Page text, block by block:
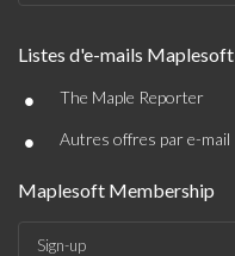
Listes d'e-mails Maplesoft
• The Maple Reporter
• Autres offres par e-mail
Maplesoft Membership
Sign-up